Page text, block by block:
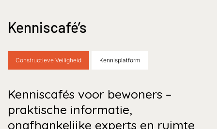
Kenniscafé’s
Constructieve Veiligheid Kennisplatform
Kenniscafés voor bewoners –
praktische informatie,
onafhankelijke experts en ruimte